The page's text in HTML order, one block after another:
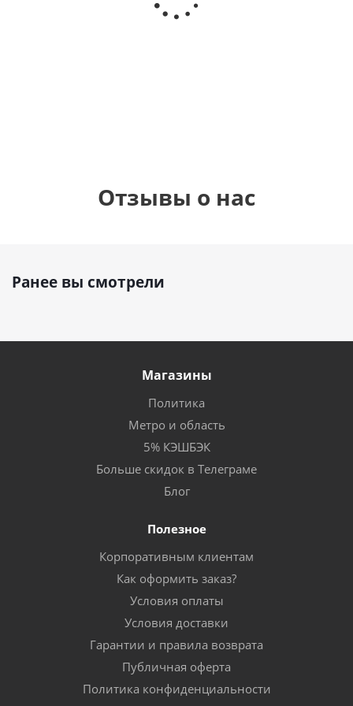
Сердце розовое
фольгированный
Отзывы о нас
Ранее вы смотрели
Магазины
Политика
Метро и область
5% КЭШБЭК
Больше скидок в Телеграме
Блог
Полезное
Корпоративным клиентам
Как оформить заказ?
Условия оплаты
Условия доставки
Гарантии и правила возврата
Публичная оферта
Политика конфиденциальности